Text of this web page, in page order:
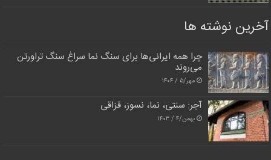
آخرین نوشته ها
چرا همه ایرانی‌ها برای سنگ نما سراغ سنگ تراورتن
می‌روند
مهر/۵ / ۱۴۰۴
آجر: سنتی، نما، نسوز، قزاقی
بهمن/۴ / ۱۴۰۳